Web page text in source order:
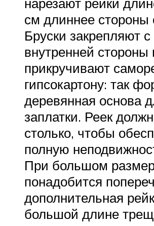
см длиннее стороны
Бруски закрепляют с
внутренней стороны
прикручивают
гипсокартону: так
деревянная основа
заплатки. Реек
столько, чтобы
полную
При большом
понадобится
дополнительная
большой длине